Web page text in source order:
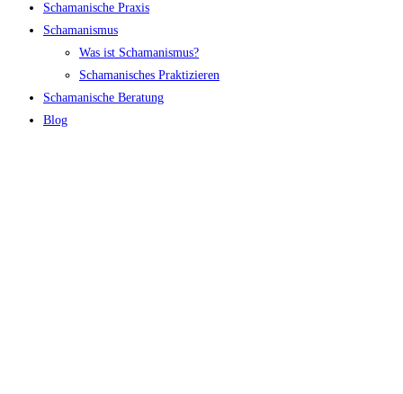
Schamanische Praxis
Schamanismus
Was ist Schamanismus?
Schamanisches Praktizieren
Schamanische Beratung
Blog